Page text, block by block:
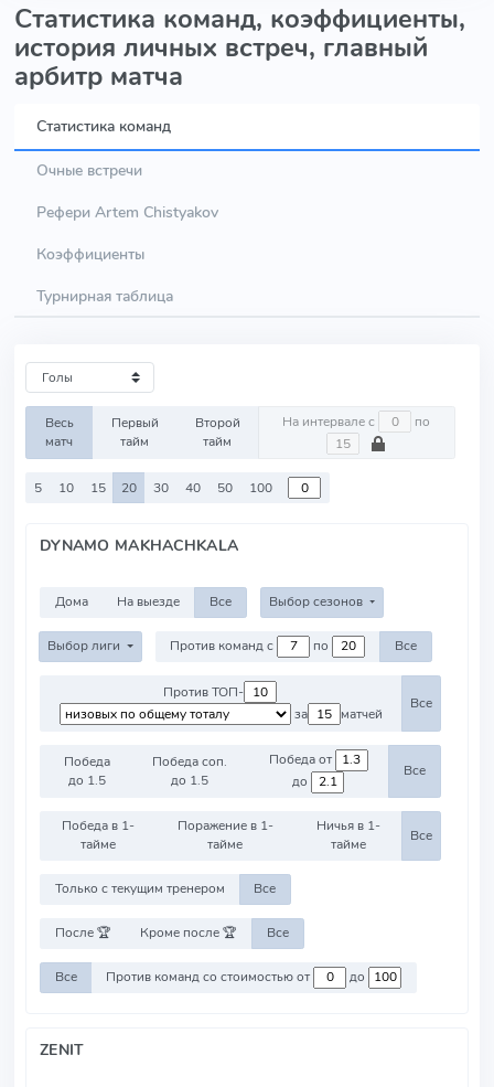
Статистика команд, коэффициенты,
история личных встреч, главный
арбитр матча
Статистика команд
Очные встречи
Рефери Artem Chistyakov
Коэффициенты
Турнирная таблица
Весь
матч
Первый
тайм
Второй
тайм
На интервале с по
5 10 15 20 30 40 50 100
DYNAMO MAKHACHKALA
Дома На выезде Все Выбор сезонов
Выбор лиги Против команд с по Все
Против ТОП-
за
матчей
Все
Победа
до 1.5
Победа соп.
до 1.5
Победа от
до
Все
Победа в 1-
тайме
Поражение в 1-
тайме
Ничья в 1-
тайме
Все
Только с текущим тренером Все
После 🏆 Кроме после 🏆 Все
Все Против команд со стоимостью от до
ZENIT